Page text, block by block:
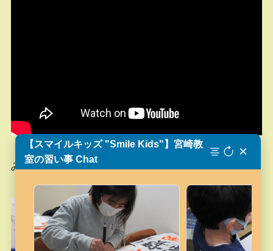
みんな、写真の通り真剣に作成しています。
【スマイルキッズ "Smile Kids"】宮崎教
室の習い事 Chat
×